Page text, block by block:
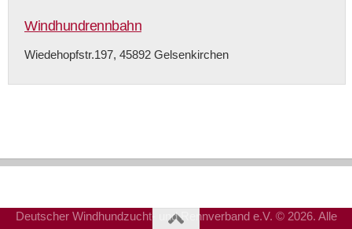
Windhundrennbahn
Wiedehopfstr.197, 45892 Gelsenkirchen
Deutscher Windhundzucht- und Rennverband e.V. © 2026. Alle